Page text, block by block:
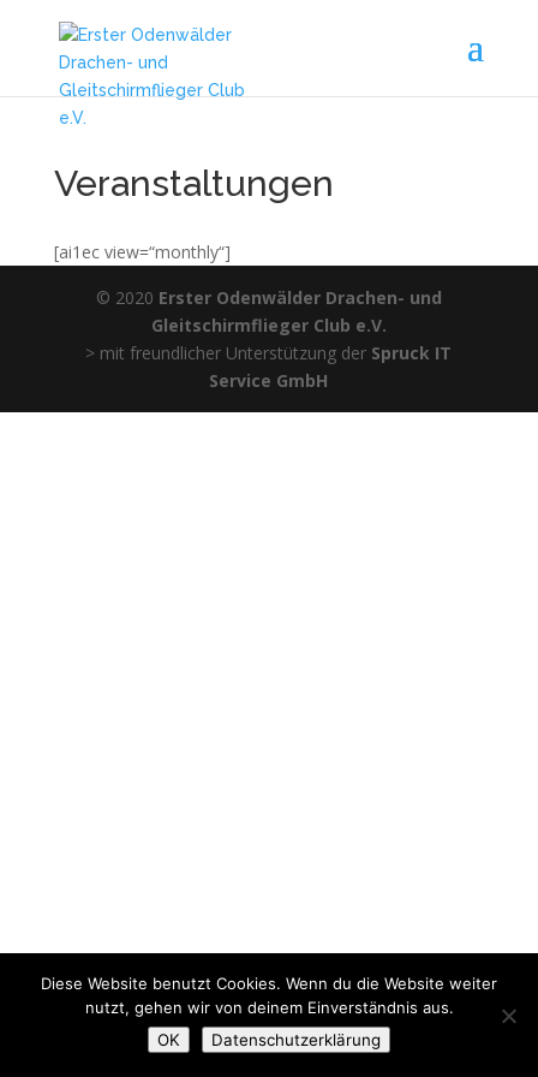
Veranstaltungen
[ai1ec view=“monthly“]
© 2020 Erster Odenwälder Drachen- und
Gleitschirmflieger Club e.V.
> mit freundlicher Unterstützung der Spruck IT
Service GmbH
Diese Website benutzt Cookies. Wenn du die Website weiter
nutzt, gehen wir von deinem Einverständnis aus.
OK
Datenschutzerklärung